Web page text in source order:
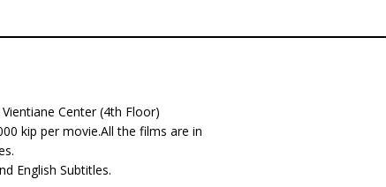
Center (4th Floor)
kip per movie.All the films are in
English Subtitles.